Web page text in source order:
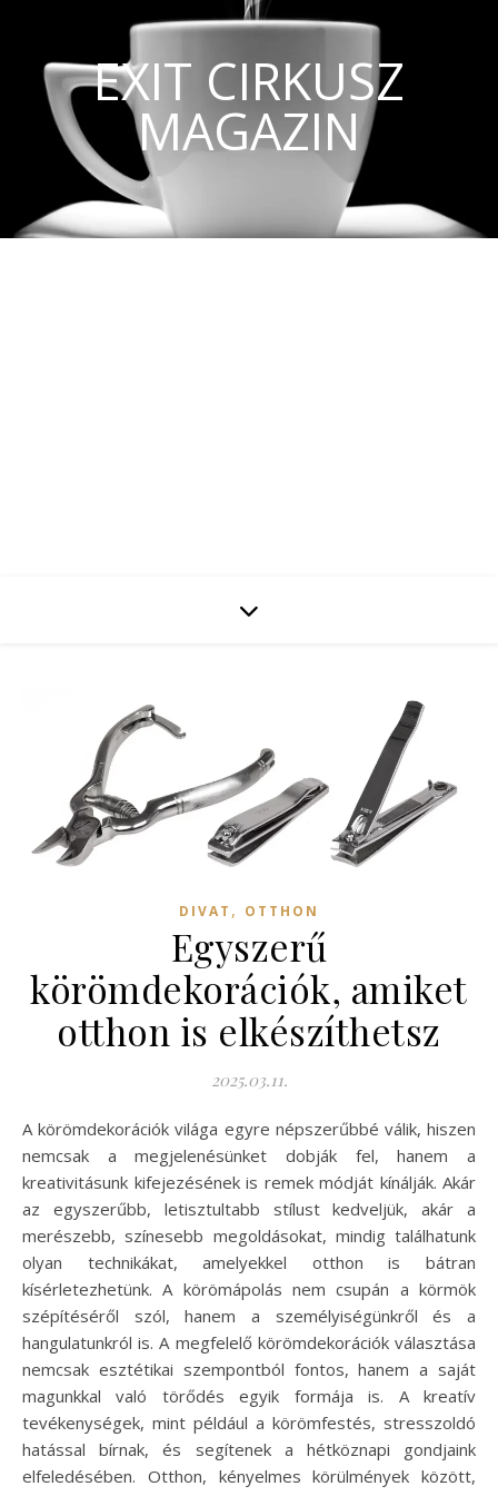
EXIT CIRKUSZ
MAGAZIN
DIVAT , OTTHON
Egyszerű
körömdekorációk, amiket
otthon is elkészíthetsz
2025.03.11.
A körömdekorációk világa egyre népszerűbbé válik, hiszen
nemcsak a megjelenésünket dobják fel, hanem a
kreativitásunk kifejezésének is remek módját kínálják. Akár
az egyszerűbb, letisztultabb stílust kedveljük, akár a
merészebb, színesebb megoldásokat, mindig találhatunk
olyan technikákat, amelyekkel otthon is bátran
kísérletezhetünk. A körömápolás nem csupán a körmök
szépítéséről szól, hanem a személyiségünkről és a
hangulatunkról is. A megfelelő körömdekorációk választása
nemcsak esztétikai szempontból fontos, hanem a saját
magunkkal való törődés egyik formája is. A kreatív
tevékenységek, mint például a körömfestés, stresszoldó
hatással bírnak, és segítenek a hétköznapi gondjaink
elfeledésében. Otthon, kényelmes körülmények között,